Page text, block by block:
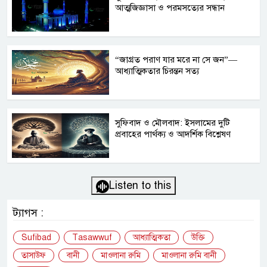
আত্মজিজ্ঞাসা ও পরমসত্যের সন্ধান
“জাগ্রত পরাণ যার মরে না সে জন”—
আধ্যাত্মিকতার চিরন্তন সত্য
সুফিবাদ ও মৌলবাদ: ইসলামের দুটি
প্রবাহের পার্থক্য ও আদর্শিক বিশ্লেষণ
Listen to this
ট্যাগস :
Sufibad Tasawwuf আধ্যাত্মিকতা
উক্তি
তাসাউফ
বানী মাওলানা রুমি
মাওলানা রুমি বানী